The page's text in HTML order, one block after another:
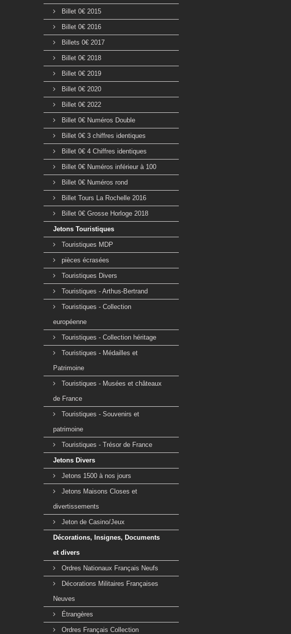
Billet 0€ 2015
Billet 0€ 2016
Billets 0€ 2017
Billet 0€ 2018
Billet 0€ 2019
Billet 0€ 2020
Billet 0€ 2022
Billet 0€ Numéros Double
Billet 0€ 3 chiffres identiques
Billet 0€ 4 Chiffres identiques
Billet 0€ Numéros inférieur à 100
Billet 0€ Numéros rond
Billet Tours La Rochelle 2016
Billet 0€ Grosse Horloge 2018
Jetons Touristiques
Touristiques MDP
pièces écrasées
Touristiques Divers
Touristiques - Arthus-Bertrand
Touristiques - Collection
européenne
Touristiques - Collection héritage
Touristiques - Médailles et
Patrimoine
Touristiques - Musées et châteaux
de France
Touristiques - Souvenirs et
patrimoine
Touristiques - Trésor de France
Jetons Divers
Jetons 1500 à nos jours
Jetons Maisons Closes et
divertissements
Jeton de Casino/Jeux
Décorations, Insignes, Documents
et divers
Ordres Nationaux Français Neufs
Décorations Militaires Françaises
Neuves
Étrangères
Ordres Français Collection